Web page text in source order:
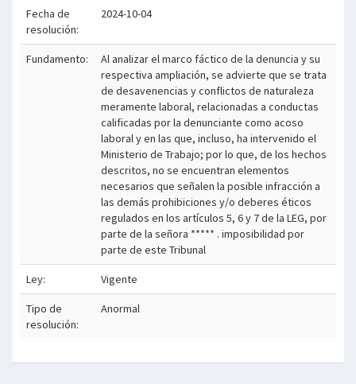
Fecha de
resolución:
2024-10-04
Fundamento:
Al analizar el marco fáctico de la denuncia y su
respectiva ampliación, se advierte que se trata
de desavenencias y conflictos de naturaleza
meramente laboral, relacionadas a conductas
calificadas por la denunciante como acoso
laboral y en las que, incluso, ha intervenido el
Ministerio de Trabajo; por lo que, de los hechos
descritos, no se encuentran elementos
necesarios que señalen la posible infracción a
las demás prohibiciones y/o deberes éticos
regulados en los artículos 5, 6 y 7 de la LEG, por
parte de la señora ***** . imposibilidad por
parte de este Tribunal
Ley: Vigente
Tipo de
resolución:
Anormal